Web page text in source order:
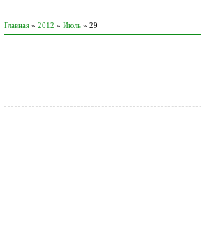
Главная » 2012 » Июль » 29